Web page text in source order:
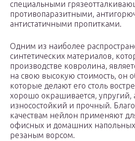
специальными
противопаразитными,
антистатичными пропитками.
Одним из наиболее
синтетических материалов,
производстве ковролина,
на свою высокую стоимость, он
которые делают его столь
хорошо окрашивается, упругий,
износостойкий и прочный.
качествам нейлон применяют
офисных и домашних
резаным ворсом.